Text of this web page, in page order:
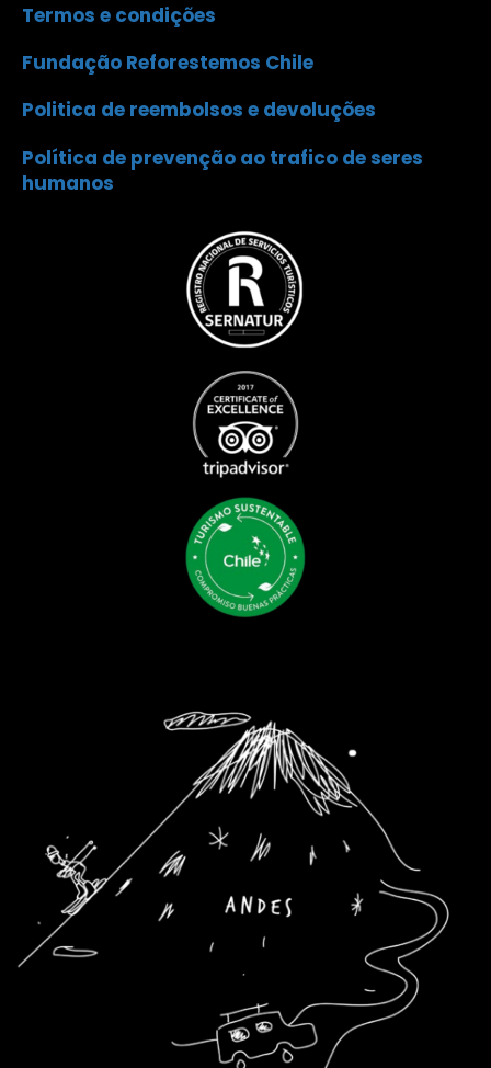
Termos e condições
Fundação Reforestemos Chile
Politica de reembolsos e devoluções
Política de prevenção ao trafico de seres
humanos